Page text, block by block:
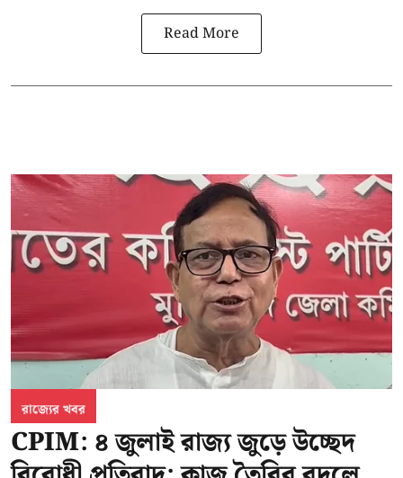
Read More
রাজ্যের খবর
CPIM: ৪ জুলাই রাজ্য জুড়ে উচ্ছেদ